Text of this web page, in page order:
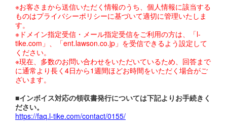
※お客さまから送信いただく情報のうち、個人情報に該当する
ものはプライバシーポリシーに基づいて適切に管理いたしま
す。
※ドメイン指定受信・メール指定受信をご利用の方は、「l-
tike.com」、「ent.lawson.co.jp」を受信できるよう設定して
ください。
※現在、多数のお問い合わせをいただいているため、回答まで
に通常より長く4日から1週間ほどお時間をいただく場合がご
ざいます。
■インボイス対応の領収書発行については下記よりお手続きく
ださい。
https://faq.l-tike.com/contact/0155/